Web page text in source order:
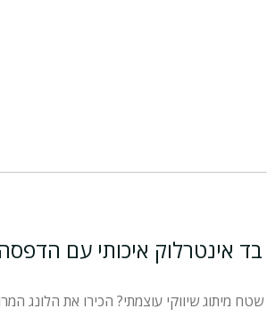
בד אינטרלוק איכותי עם
מיתוג שיווקי עוצמתי? הכירו את הלונג